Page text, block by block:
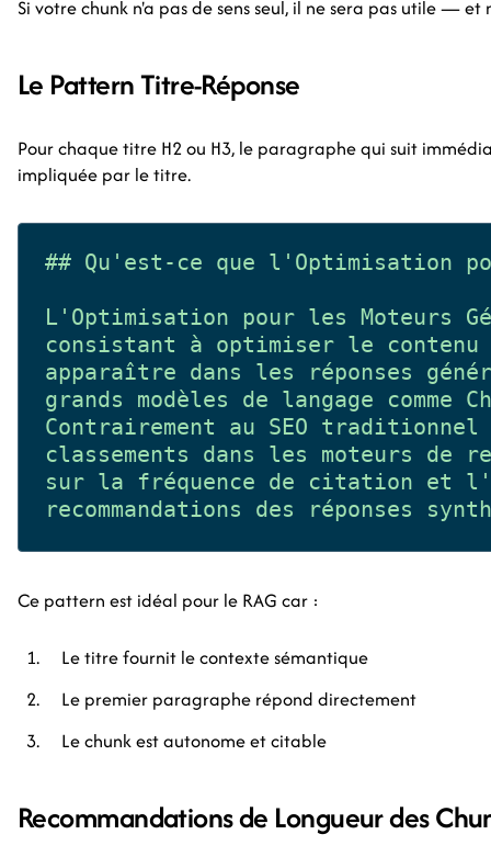
Si votre chunk n'a pas de sens seul, il ne sera pas utile — et
Le Pattern Titre-Réponse
Pour chaque titre H2 ou H3, le paragraphe qui suit
impliquée par le titre.
## Qu'est-ce que l'Optimisation
L'Optimisation pour les Moteurs
consistant à optimiser le
apparaître dans les réponses
grands modèles de langage comme
Contrairement au SEO
classements dans les moteurs de
sur la fréquence de citation et
Ce pattern est idéal pour le RAG car :
Le titre fournit le contexte sémantique
Le premier paragraphe répond directement
Le chunk est autonome et citable
Recommandations de Longueur des